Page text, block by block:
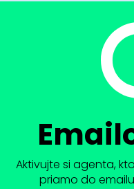
Aktivujte si agenta,
priamo do